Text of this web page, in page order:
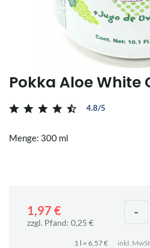
Pokka Aloe White
4.8/5
Menge: 300 ml
1,97 €
zzgl. Pfand: 0,25 €
-
1 l = 6,57 € inkl.